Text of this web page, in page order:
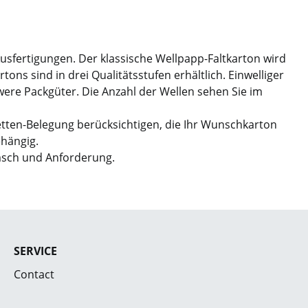
Der klassische Wellpapp-Faltkarton wird
sind in drei Qualitätsstufen erhältlich. Einwelliger
Packgüter. Die Anzahl der Wellen sehen Sie im
Belegung berücksichtigen, die Ihr Wunschkarton
und Anforderung.
SERVICE
Contact